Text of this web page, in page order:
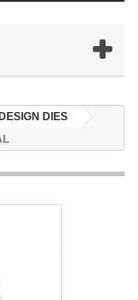
DIES